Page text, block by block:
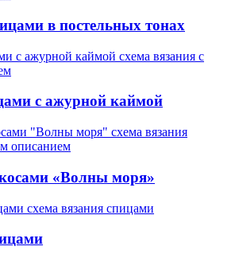
в постельных тонах
с ажурной каймой
«Волны моря»